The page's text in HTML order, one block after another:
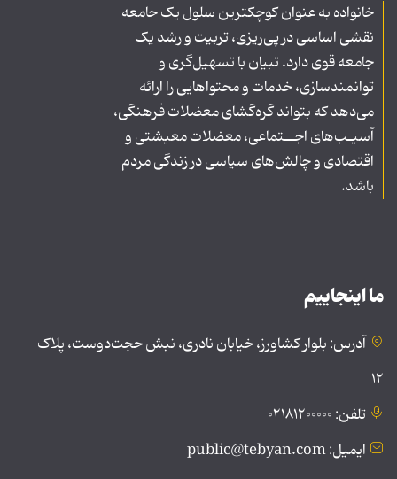
خانواده به عنوان کوچکترین سلول یک جامعه
نقشی اساسی در پی‌ریزی، تربیت و رشد یک
جامعه قوی دارد. تبیان با تسهیل‌گری و
توانمندسازی، خدمات و محتواهایی را ارائه
می‌دهد که بتواند گره‌گشای معضلات فرهنگی،
آسیـب‌های اجــتماعی، معضلات معیشتی و
اقتصادی و چالش‌های سیاسی در زندگی مردم
باشد.
ما اینجاییم
آدرس: بلوار کشاورز، خیابان نادری، نبش حجت‌دوست، پلاک
۱۲
تلفن: ۰۲۱۸۱۲۰۰۰۰۰
ایمیل: public@tebyan.com